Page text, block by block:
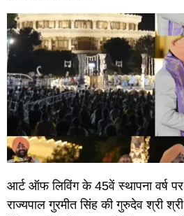
आर्ट ऑफ लिविंग के 45वें स्थापना वर्ष
राज्यपाल गुरमीत सिंह की गुरुदेव श्री